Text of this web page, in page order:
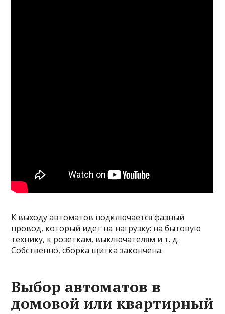
К выходу автоматов подключается фазный
провод, который идет на нагрузку: на бытовую
технику, к розеткам, выключателям и т. д.
Собственно, сборка щитка закончена.
Выбор автоматов в
домовой или квартирный